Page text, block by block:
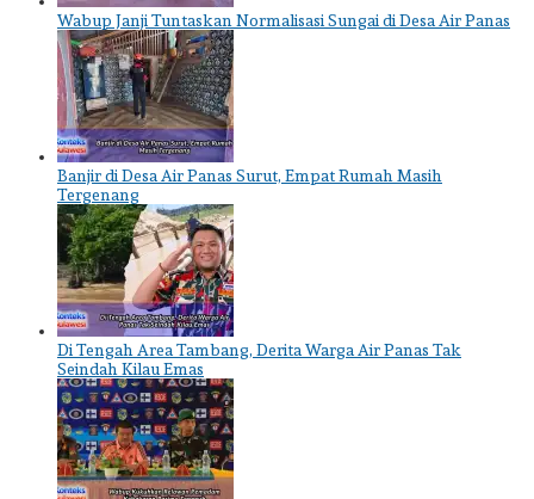
Wabup Janji Tuntaskan Normalisasi Sungai di Desa Air Panas
Banjir di Desa Air Panas Surut, Empat Rumah Masih
Tergenang
Di Tengah Area Tambang, Derita Warga Air Panas Tak
Seindah Kilau Emas